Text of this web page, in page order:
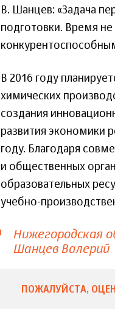
В. Шанцев: «Задача
подготовки. Время
В 2016 году
химических
создания
развития экономики
году. Благодаря
и общественных
образовательных
учебно-
Нижегородская
Шанцев Валерий
ПОЖАЛУЙСТА,